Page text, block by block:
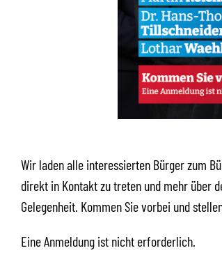
Wir laden alle interessierten Bürger zum
direkt in Kontakt zu treten und mehr über
Gelegenheit. Kommen Sie vorbei und
Eine Anmeldung ist nicht erforderlich.